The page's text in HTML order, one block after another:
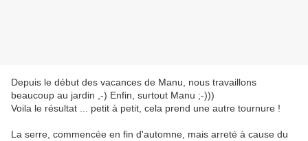
Depuis le début des vacances de Manu, nous travaillons
beaucoup au jardin ,-) Enfin, surtout Manu ;-)))
Voila le résultat ... petit à petit, cela prend une autre tournure !
La serre, commencée en fin d'automne, mais arreté à cause du